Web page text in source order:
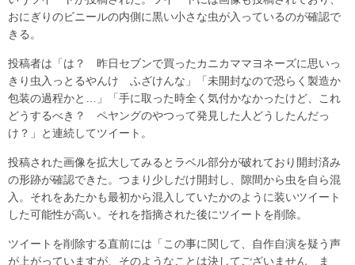
おにぎりのビニールの内側に黒い小さな虫が入っているのが確認で
きる。
投稿者は「は？ 昨日セブンで買ったカニカママヨネーズに思いっ
きり虫入っとるやんけ ふざけんな」「未開封なので恐らく製造か
包装の過程かと…」「手に取った時全く気付かなかったけど、これ
どうするべき？ ペヤングのやつって発見した人どうしたんだっ
け？」と連続してツイート。
投稿された画像を拡大してみるとラベル部分が破れており開封済み
の形跡が確認できた。つまり少しだけ開封し、隙間から虫を自ら混
入。それをあたかも最初から混入していたかのように装いツイート
した可能性が高い。それを指摘された後にツイートを削除。
ツイートを削除する直前には「この事に関して、自作自演を疑う声
が上がっていますが、そのようなことは決してございません ま